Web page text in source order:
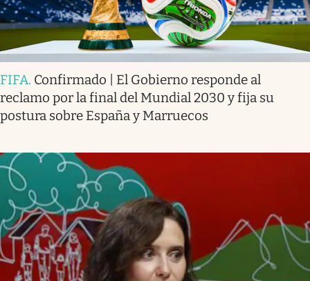
FIFA. Confirmado | El Gobierno responde al
reclamo por la final del Mundial 2030 y fija su
postura sobre España y Marruecos